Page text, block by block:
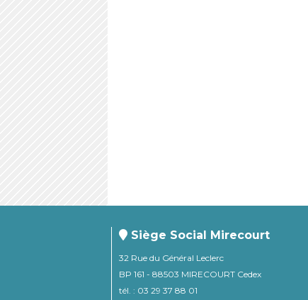
Siège Social Mirecourt
32 Rue du Général Leclerc
BP 161 - 88503 MIRECOURT Cedex
tél. : 03 29 37 88 01